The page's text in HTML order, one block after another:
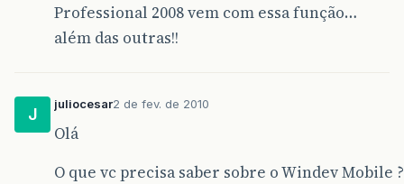
Professional 2008 vem com essa função…
além das outras!!
J
juliocesar2 de fev. de 2010
Olá
O que vc precisa saber sobre o Windev Mobile ?